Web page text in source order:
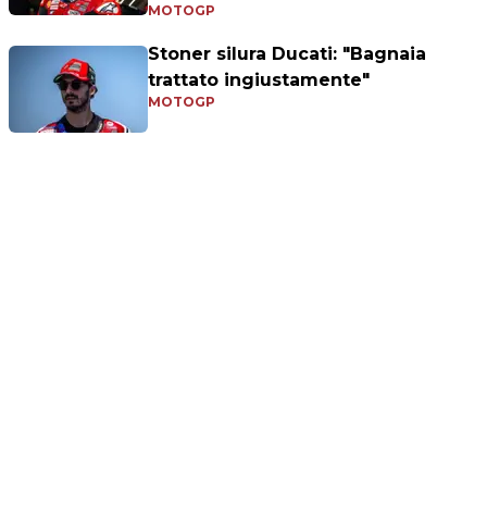
MOTOGP
Stoner silura Ducati: "Bagnaia
trattato ingiustamente"
MOTOGP